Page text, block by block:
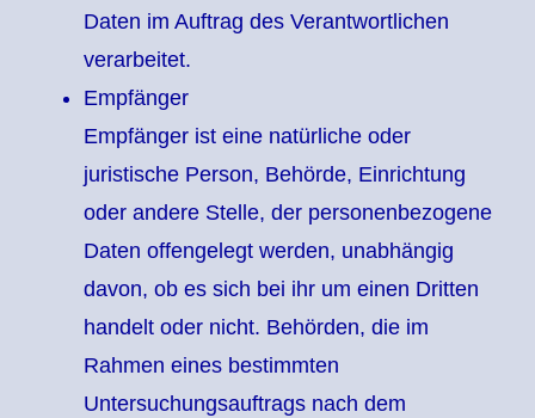
Daten im Auftrag des Verantwortlichen
verarbeitet.
Empfänger
Empfänger ist eine natürliche oder
juristische Person, Behörde, Einrichtung
oder andere Stelle, der personenbezogene
Daten offengelegt werden, unabhängig
davon, ob es sich bei ihr um einen Dritten
handelt oder nicht. Behörden, die im
Rahmen eines bestimmten
Untersuchungsauftrags nach dem